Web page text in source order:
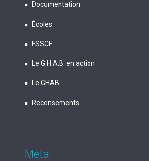
Documentation
Écoles
FSSCF
Le G.H.A.B. en action
Le GHAB
Recensements
Méta